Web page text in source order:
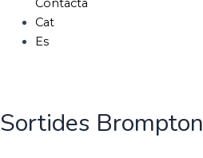
Contacta
Cat
Es
Sortides Brompton